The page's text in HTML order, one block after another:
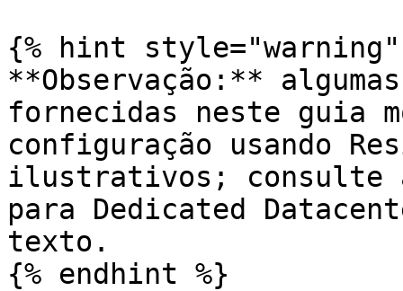
{% hint style="warning"
**Observação:**
fornecidas neste guia
configuração usando
ilustrativos; consulte
para Dedicated
texto.
{% endhint %}